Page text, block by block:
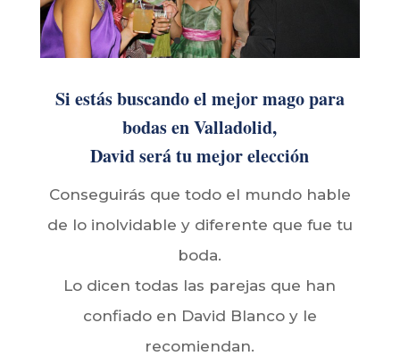
Si estás buscando el mejor mago para
bodas en Valladolid,
David será tu mejor elección
Conseguirás que todo el mundo hable
de lo inolvidable y diferente que fue tu
boda.
Lo dicen todas las parejas que han
confiado en David Blanco y le
recomiendan.